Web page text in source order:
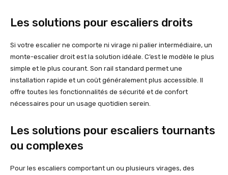
Les solutions pour escaliers droits
Si votre escalier ne comporte ni virage ni palier intermédiaire, un
monte-escalier droit est la solution idéale. C’est le modèle le plus
simple et le plus courant. Son rail standard permet une
installation rapide et un coût généralement plus accessible. Il
offre toutes les fonctionnalités de sécurité et de confort
nécessaires pour un usage quotidien serein.
Les solutions pour escaliers tournants
ou complexes
Pour les escaliers comportant un ou plusieurs virages, des